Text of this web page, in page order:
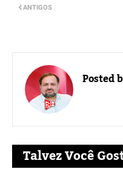
ANTIGOS
Posted
Talvez Você